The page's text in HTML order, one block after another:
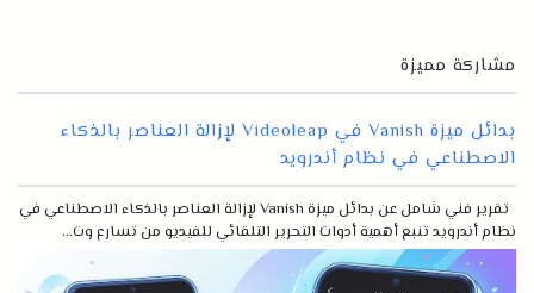
مشاركة مميزة
بدائل ميزة Vanish في Videoleap لإزالة العناصر بالذكاء
الاصطناعي في نظام أندرويد
تقرير فني شامل عن بدائل ميزة Vanish لإزالة العناصر بالذكاء الاصطناعي في
نظام أندرويد تنبع أهمية أدوات التحرير التلقائي للفيديو من تسارع وت...